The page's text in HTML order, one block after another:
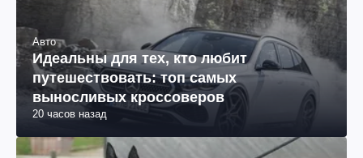
Авто
Идеальны для тех, кто любит
путешествовать: топ самых
выносливых кроссоверов
20 часов назад